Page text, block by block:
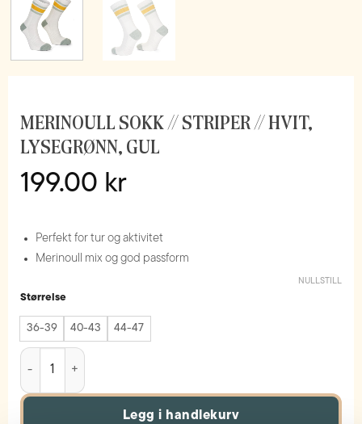
MERINOULL SOKK // STRIPER // HVIT,
LYSEGRØNN, GUL
199.00 kr
Perfekt for tur og aktivitet
Merinoull mix og god passform
Størrelse
36-39 40-43 44-47
NULLSTILL
Merinoull Sokk // Striper // Hvit, lysegrønn, gul antall
Legg i handlekurv